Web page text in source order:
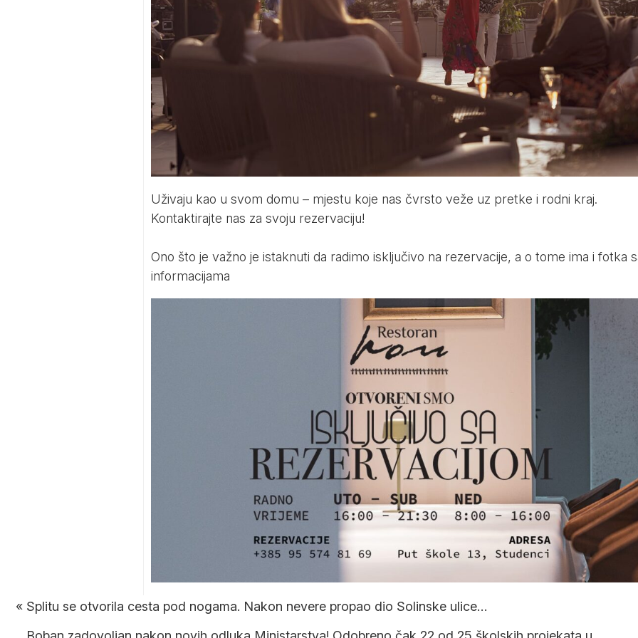
Uživaju kao u svom domu – mjestu koje nas čvrsto veže uz pretke i rodni kraj.
Kontaktirajte nas za svoju rezervaciju!
Ono što je važno je istaknuti da radimo isključivo na rezervacije, a o tome ima i fotka
informacijama
« Splitu se otvorila cesta pod nogama. Nakon nevere propao dio Solinske ulice…